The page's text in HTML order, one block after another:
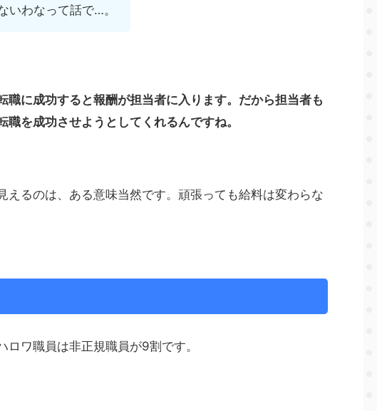
いわなって話で…。
職に成功すると報酬が担当者に入ります。だから担当者も
を成功させようとしてくれるんですね。
えるのは、ある意味当然です。頑張っても給料は変わらな
ワ職員は非正規職員が9割です。